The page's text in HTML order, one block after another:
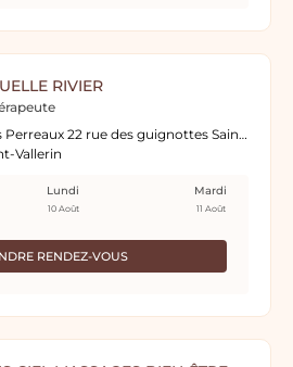
RIVIER
Les Cours Perreaux 22 rue des guignottes Saint-Vallerin
Vallerin
RENDEZ-VOUS
Lundi
10 Août
Mardi
11 Août